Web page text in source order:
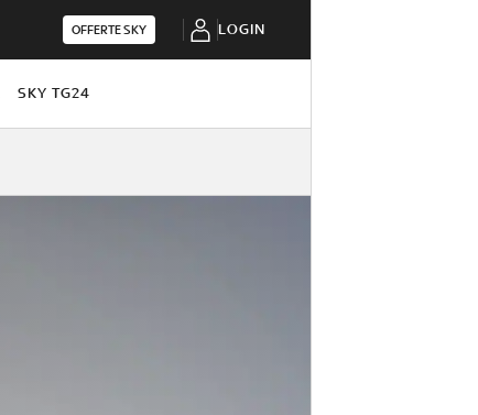
OFFERTE SKY LOGIN
SKY TG24